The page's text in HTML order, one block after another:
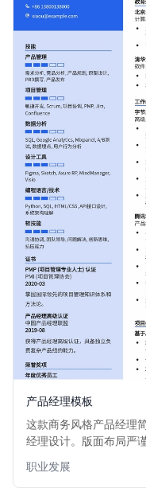
产品经理模板
这款商务风格产品经理
经理设计。版面布局严
能力。适用于各行业产
的求职者。
职业发展